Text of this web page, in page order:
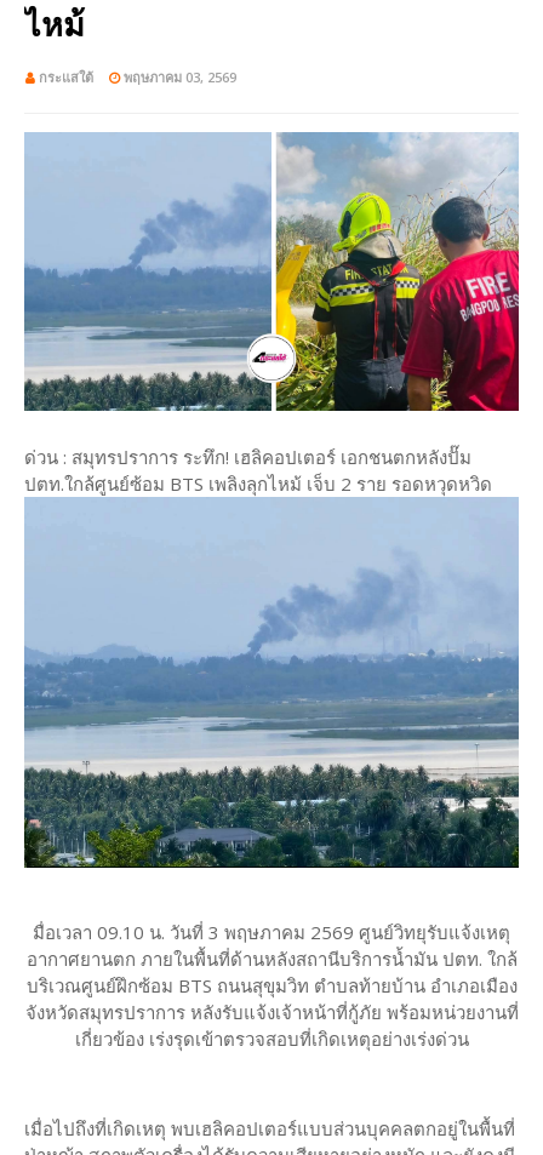
ไหม้
กระแสใต้ พฤษภาคม 03, 2569
ด่วน : สมุทรปราการ ระทึก! เฮลิคอปเตอร์ เอกชนตกหลังปั๊ม
ปตท.ใกล้ศูนย์ซ้อม BTS เพลิงลุกไหม้ เจ็บ 2 ราย รอดหวุดหวิด
มื่อเวลา 09.10 น. วันที่ 3 พฤษภาคม 2569 ศูนย์วิทยุรับแจ้งเหตุ
อากาศยานตก ภายในพื้นที่ด้านหลังสถานีบริการน้ำมัน ปตท. ใกล้
บริเวณศูนย์ฝึกซ้อม BTS ถนนสุขุมวิท ตำบลท้ายบ้าน อำเภอเมือง
จังหวัดสมุทรปราการ หลังรับแจ้งเจ้าหน้าที่กู้ภัย พร้อมหน่วยงานที่
เกี่ยวข้อง เร่งรุดเข้าตรวจสอบที่เกิดเหตุอย่างเร่งด่วน
เมื่อไปถึงที่เกิดเหตุ พบเฮลิคอปเตอร์แบบส่วนบุคคลตกอยู่ในพื้นที่